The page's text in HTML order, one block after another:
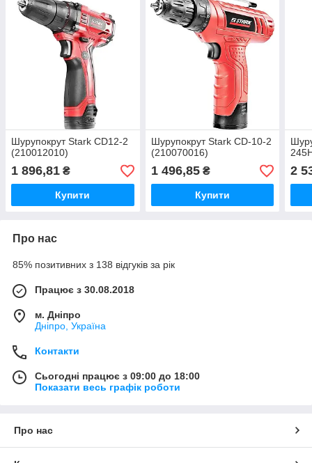
Шурупокрут Stark CD12-2
(210012010)
1 896,81 ₴
Купити
Шурупокрут Stark CD-10-2
(210070016)
1 496,85₴
Купити
2
Про нас
85% позитивних з 138 відгуків за рік
Працює з 30.08.2018
м. Дніпро
Дніпро, Україна
Контакти
Сьогодні працює з 09:00 до 18:00
Показати весь графік роботи
Про нас